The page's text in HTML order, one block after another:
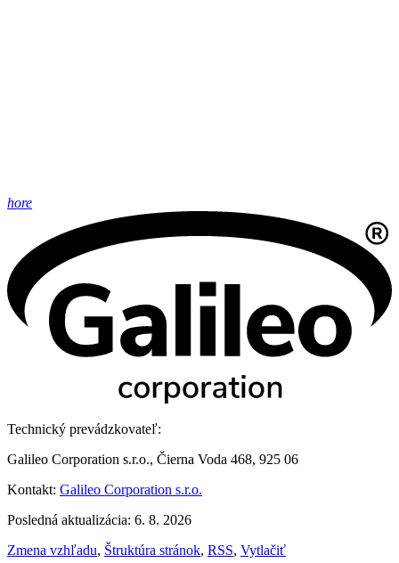
hore
Technický prevádzkovateľ:
Galileo Corporation s.r.o., Čierna Voda 468, 925 06
Kontakt: Galileo Corporation s.r.o.
Posledná aktualizácia: 6. 8. 2026
Zmena vzhľadu, Štruktúra stránok, RSS, Vytlačiť